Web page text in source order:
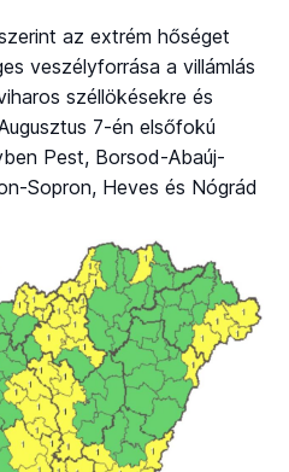
az extrém hőséget
veszélyforrása a villámlás
széllökésekre és
7-én elsőfokú
Pest, Borsod-Abaúj-
Sopron, Heves és Nógrád